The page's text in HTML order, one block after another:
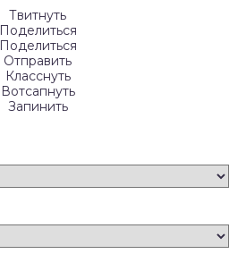
Твитнуть
Поделиться
Поделиться
Отправить
Класснуть
Вотсапнуть
Запинить